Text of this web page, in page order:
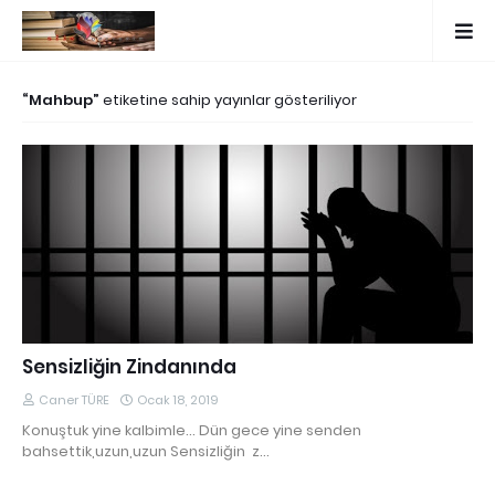
Mahbup etiketine sahip yayınlar gösteriliyor
Sensizliğin Zindanında
Caner TÜRE Ocak 18, 2019
Konuştuk yine kalbimle... Dün gece yine senden
bahsettik,uzun,uzun Sensizliğin z…